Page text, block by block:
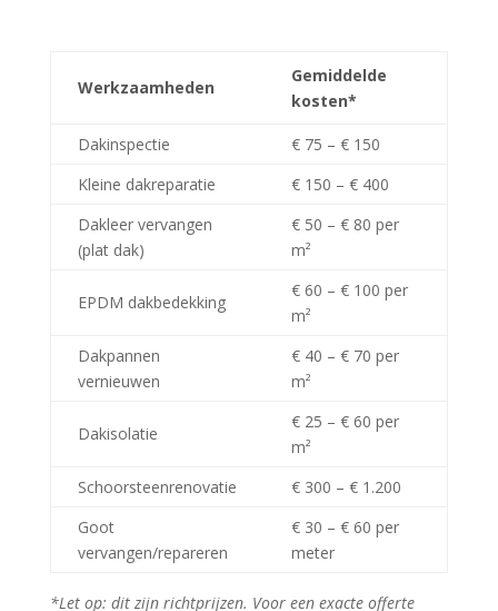
Werkzaamheden
Gemiddelde
kosten*
Dakinspectie
€ 75 – € 150
Kleine dakreparatie
€ 150 – € 400
Dakleer vervangen
(plat dak)
€ 50 – € 80 per
m²
EPDM dakbedekking
€ 60 – € 100 per
m²
Dakpannen
vernieuwen
€ 40 – € 70 per
m²
Dakisolatie
€ 25 – € 60 per
m²
Schoorsteenrenovatie
€ 300 – € 1.200
Goot
vervangen/repareren
€ 30 – € 60 per
meter
*Let op: dit zijn richtprijzen. Voor een exacte offerte